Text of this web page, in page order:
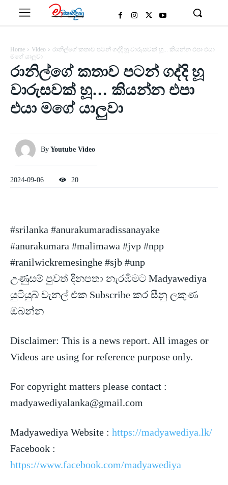
Home Video
රානිල්ගේ කතාව පටන් ගද්දි හූ වාරුසවක් හූ... කියන්න එපා එයා
මගේ යාලුවා
රානිල්ගේ කතාව පටන් ගද්දි හූ
වාරුසවක් හූ… කියන්න එපා
එයා මගේ යාලුවා
By Youtube Video
2024-09-06 20
#srilanka #anurakumaradissanayake
#anurakumara #malimawa #jvp #npp
#ranilwickremesinghe #sjb #unp
උණුසම් පුවත් දිනපතා නැරඹීමට Madyawediya
යුටියුබ් චැනල් එක Subscribe කර සීනු ලකුණ
ඔබන්න
Disclaimer: This is a news report. All images or
Videos are using for reference purpose only.
For copyright matters please contact :
madyawediyalanka@gmail.com
Madyawediya Website : https://madyawediya.lk/
Facebook :
https://www.facebook.com/madyawediya